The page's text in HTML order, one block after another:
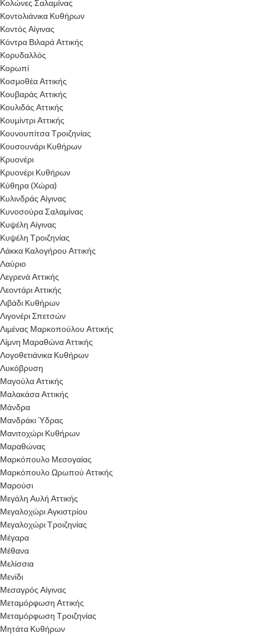
Κολώνες Σαλαμίνας
Κοντολιάνικα Κυθήρων
Κοντός Αίγινας
Κόντρα Βιλαρά Αττικής
Κορυδαλλός
Κορωπί
Κοσμοθέα Αττικής
Κουβαράς Αττικής
Κουλιδάς Αττικής
Κουμίντρι Αττικής
Κουνουπίτσα Τροιζηνίας
Κουσουνάρι Κυθήρων
Κρυονέρι
Κρυονέρι Κυθήρων
Κύθηρα (Χώρα)
Κυλινδράς Αίγινας
Κυνοσούρα Σαλαμίνας
Κυψέλη Αίγινας
Κυψέλη Τροιζηνίας
Λάκκα Καλογήρου Αττικής
Λαύριο
Λεγρενά Αττικής
Λεοντάρι Αττικής
Λιβάδι Κυθήρων
Λιγονέρι Σπετσών
Λιμένας Μαρκοπούλου Αττικής
Λίμνη Μαραθώνα Αττικής
Λογοθετιάνικα Κυθήρων
Λυκόβρυση
Μαγούλα Αττικής
Μαλακάσα Αττικής
Μάνδρα
Μανδράκι Ύδρας
Μανιτοχώρι Κυθήρων
Μαραθώνας
Μαρκόπουλο Μεσογαίας
Μαρκόπουλο Ωρωπού Αττικής
Μαρούσι
Μεγάλη Αυλή Αττικής
Μεγαλοχώρι Αγκιστρίου
Μεγαλοχώρι Τροιζηνίας
Μέγαρα
Μέθανα
Μελίσσια
Μενίδι
Μεσαγρός Αίγινας
Μεταμόρφωση Αττικής
Μεταμόρφωση Τροιζηνίας
Μητάτα Κυθήρων